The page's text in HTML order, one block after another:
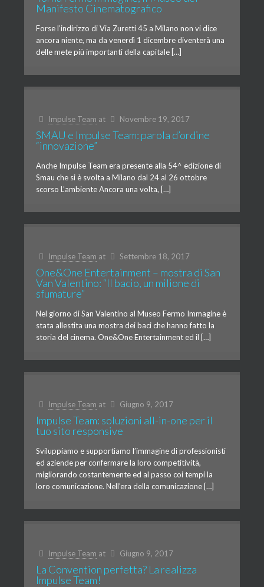
Manifesto Cinematografico
Forse l’indirizzo di Via Zuretti 45 a Milano non vi dice
ancora niente, ma da venerdì 1 dicembre diventerà una
delle mete più importanti della capitale […]
Impulse Team at Novembre 19, 2017
SMAU e Impulse Team: parola d’ordine
“innovazione”
Anche Impulse Team era presente alla 54^ edizione di
Smau che si è svolta a Milano dal 24 al 26 ottobre
scorso L’ambiente Ancora una volta, […]
Impulse Team at Settembre 18, 2017
One&One Entertainment – mostra di San
Van Valentino: “Il bacio, un milione di
sfumature”
Nel giorno di San Valentino al Museo Fermo Immagine è
stata allestita una mostra dei baci che hanno fatto la
storia del cinema. One&One Entertainment ed il […]
Impulse Team at Giugno 9, 2017
Impulse Team: soluzioni all-in-one per il
tuo sito responsive
Sviluppiamo e supportiamo l’immagine di professionisti
ed aziende per confermare la loro competitività,
migliorando costantemente ed al passo coi tempi la
loro comunicazione. Nell’era della comunicazione […]
Impulse Team at Giugno 9, 2017
La Convention perfetta? La realizza
Impulse Team!